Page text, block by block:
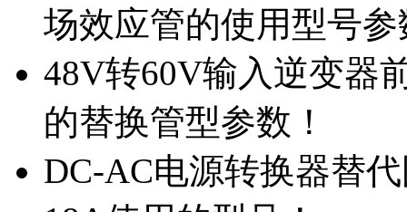
场效应管的使用型号参
48V转60V输入逆变器
的替换管型参数！
DC-AC电源转换器替